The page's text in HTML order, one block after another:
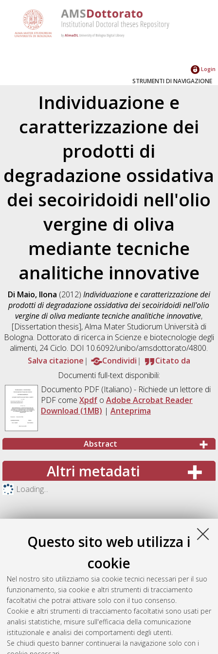
Questo sito web utilizza i
cookie
Nel nostro sito utilizziamo sia cookie tecnici necessari per il suo
funzionamento, sia cookie e altri strumenti di tracciamento
facoltativi che potrai attivare solo con il tuo consenso.
Cookie e altri strumenti di tracciamento facoltativi sono usati per
analisi statistiche, misure sull'efficacia della comunicazione
istituzionale e analisi dei comportamenti degli utenti.
Se chiudi questo banner continuerai la navigazione solo con i
Login
STRUMENTI DI NAVIGAZIONE
Individuazione e
caratterizzazione dei
prodotti di
degradazione ossidativa
dei secoiridoidi nell'olio
vergine di oliva
mediante tecniche
analitiche innovative
Di Maio, Ilona (2012) Individuazione e caratterizzazione dei
prodotti di degradazione ossidativa dei secoiridoidi nell'olio
vergine di oliva mediante tecniche analitiche innovative,
[Dissertation thesis], Alma Mater Studiorum Università di
Bologna. Dottorato di ricerca in Scienze e biotecnologie degli
alimenti, 24 Ciclo. DOI 10.6092/unibo/amsdottorato/4800.
Salva citazione
Condividi
Citato da
Documenti full-text disponibili:
Documento PDF(Italiano) - Richiede un lettore di
PDF come Xpdfo Adobe Acrobat Reader
Download (1MB) | Anteprima
Abstract
Altri metadati
Loading...
Gestione del documento: